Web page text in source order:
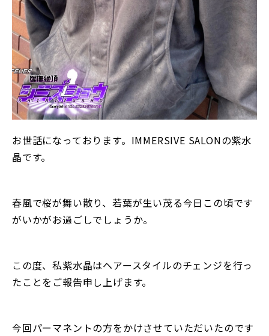
お世話になっております。IMMERSIVE SALONの紫水
晶です。
春風で桜が舞い散り、若葉が生い茂る今日この頃です
がいかがお過ごしでしょうか。
この度、私紫水晶はヘアースタイルのチェンジを行っ
たことをご報告申し上げます。
今回パーマネントの方をかけさせていただいたのです